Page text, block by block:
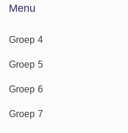
Menu
Groep 4
Groep 5
Groep 6
Groep 7